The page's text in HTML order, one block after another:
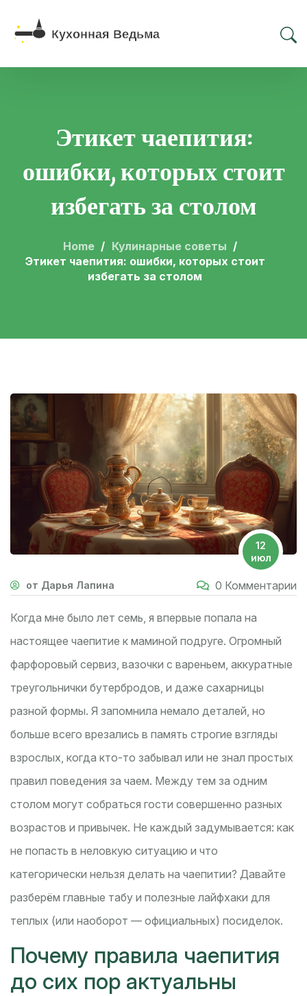
Этикет чаепития:
ошибки, которых стоит
избегать за столом
Home
Кулинарные советы
Этикет чаепития: ошибки, которых стоит
избегать за столом
12
июл
от Дарья Лапина 0 Комментарии
Когда мне было лет семь, я впервые попала на
настоящее чаепитие к маминой подруге. Огромный
фарфоровый сервиз, вазочки с вареньем, аккуратные
треугольнички бутербродов, и даже сахарницы
разной формы. Я запомнила немало деталей, но
больше всего врезались в память строгие взгляды
взрослых, когда кто-то забывал или не знал простых
правил поведения за чаем. Между тем за одним
столом могут собраться гости совершенно разных
возрастов и привычек. Не каждый задумывается: как
не попасть в неловкую ситуацию и что
категорически нельзя делать на чаепитии? Давайте
разберём главные табу и полезные лайфхаки для
теплых (или наоборот — официальных) посиделок.
Почему правила чаепития
до сих пор актуальны